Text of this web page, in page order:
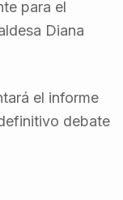
para el
Diana
el informe
debate